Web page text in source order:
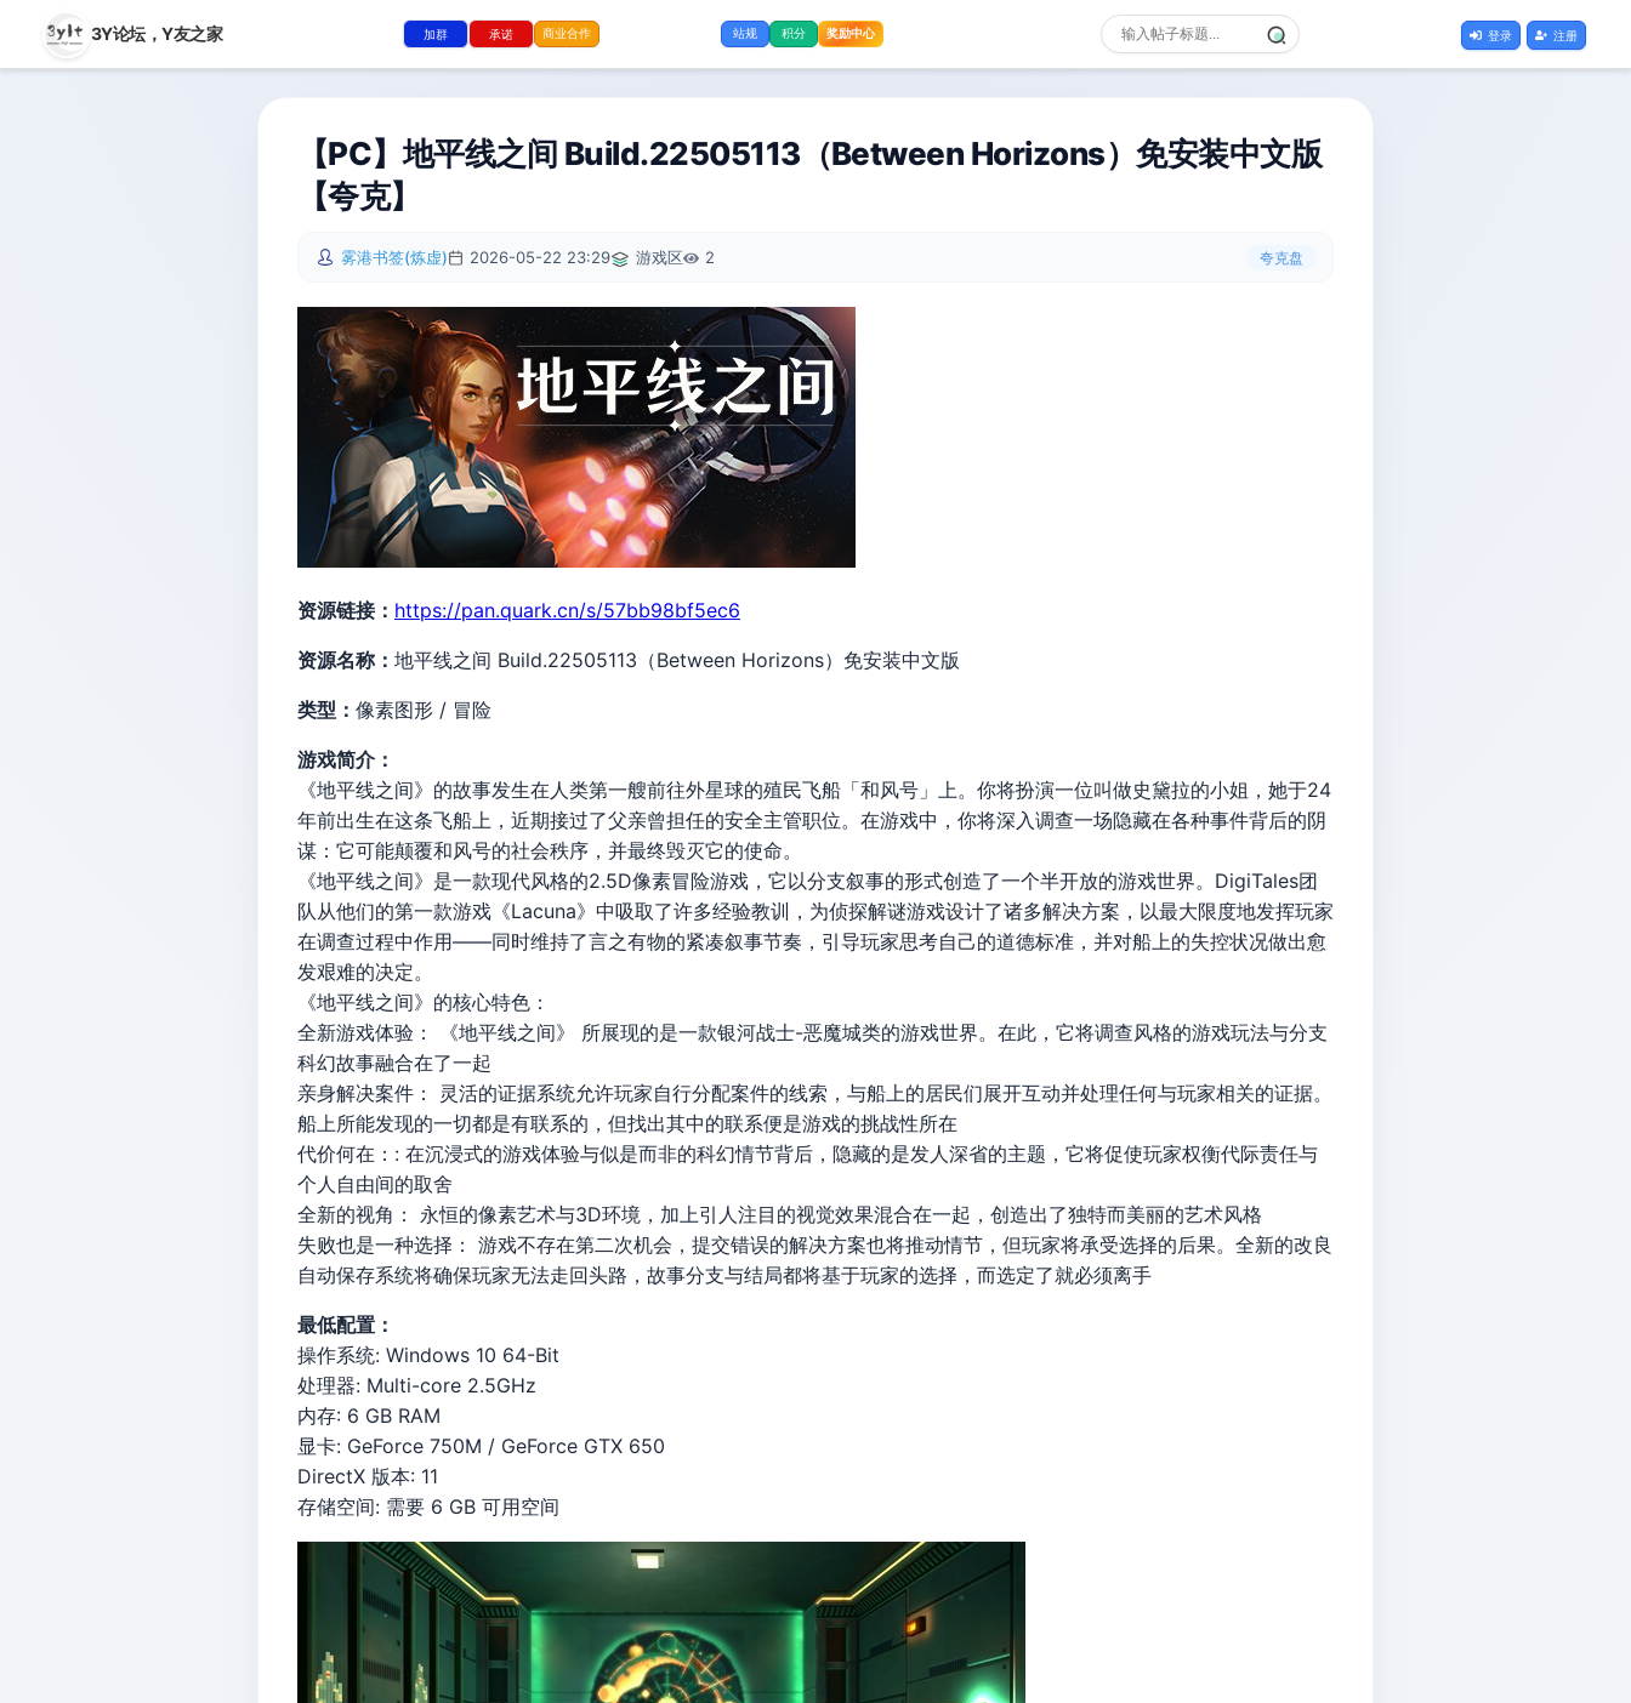
3Y论坛，Y友之家 加群 承诺 商业合作 站规 积分 奖励中心 登录 注册
【PC】地平线之间 Build.22505113（Between Horizons）免安装中文版
【夸克】
雾港书签(炼虚) 2026-05-22 23:29 游戏区 2 夸克盘
资源链接： https://pan.quark.cn/s/57bb98bf5ec6
资源名称： 地平线之间 Build.22505113（Between Horizons）免安装中文版
类型： 像素图形 / 冒险
游戏简介：
《地平线之间》的故事发生在人类第一艘前往外星球的殖民飞船「和风号」上。你将扮演一位叫做史黛拉的小姐，她于24
年前出生在这条飞船上，近期接过了父亲曾担任的安全主管职位。在游戏中，你将深入调查一场隐藏在各种事件背后的阴
谋：它可能颠覆和风号的社会秩序，并最终毁灭它的使命。
《地平线之间》是一款现代风格的2.5D像素冒险游戏，它以分支叙事的形式创造了一个半开放的游戏世界。DigiTales团
队从他们的第一款游戏《Lacuna》中吸取了许多经验教训，为侦探解谜游戏设计了诸多解决方案，以最大限度地发挥玩家
在调查过程中作用——同时维持了言之有物的紧凑叙事节奏，引导玩家思考自己的道德标准，并对船上的失控状况做出愈
发艰难的决定。
《地平线之间》的核心特色：
全新游戏体验： 《地平线之间》 所展现的是一款银河战士-恶魔城类的游戏世界。在此，它将调查风格的游戏玩法与分支
科幻故事融合在了一起
亲身解决案件： 灵活的证据系统允许玩家自行分配案件的线索，与船上的居民们展开互动并处理任何与玩家相关的证据。
船上所能发现的一切都是有联系的，但找出其中的联系便是游戏的挑战性所在
代价何在：: 在沉浸式的游戏体验与似是而非的科幻情节背后，隐藏的是发人深省的主题，它将促使玩家权衡代际责任与
个人自由间的取舍
全新的视角： 永恒的像素艺术与3D环境，加上引人注目的视觉效果混合在一起，创造出了独特而美丽的艺术风格
失败也是一种选择： 游戏不存在第二次机会，提交错误的解决方案也将推动情节，但玩家将承受选择的后果。全新的改良
自动保存系统将确保玩家无法走回头路，故事分支与结局都将基于玩家的选择，而选定了就必须离手
最低配置：
操作系统: Windows 10 64-Bit
处理器: Multi-core 2.5GHz
内存: 6 GB RAM
显卡: GeForce 750M / GeForce GTX 650
DirectX 版本: 11
存储空间: 需要 6 GB 可用空间